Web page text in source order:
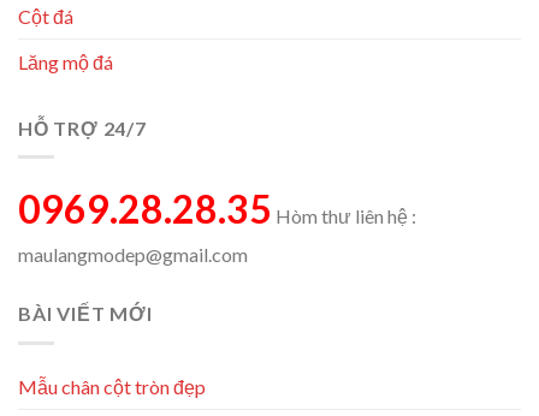
Cột đá
Lăng mộ đá
HỖ TRỢ 24/7
0969.28.28.35 Hòm thư liên hệ :
maulangmodep@gmail.com
BÀI VIẾT MỚI
Mẫu chân cột tròn đẹp